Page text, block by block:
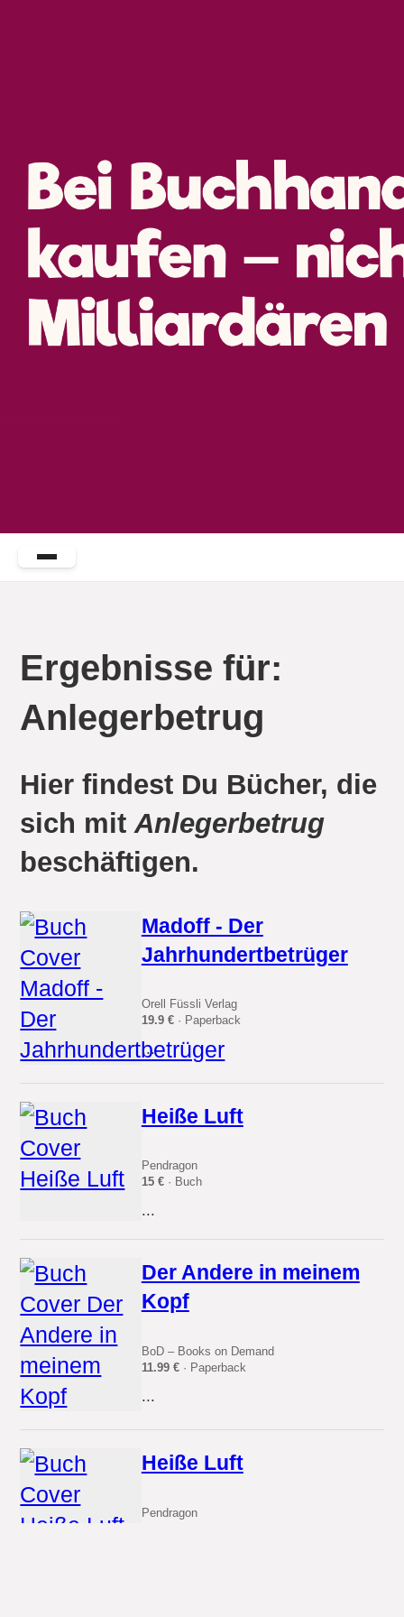
Ergebnisse für:
Anlegerbetrug
Hier findest Du Bücher, die
sich mitAnlegerbetrug
beschäftigen.
Madoff - Der
Jahrhundertbetrüger
Orell Füssli Verlag
19.9 €· Paperback
...
Heiße Luft
Pendragon
15 €· Buch
...
Der Andere in meinem
Kopf
BoD – Books on Demand
11.99 €· Paperback
...
Heiße Luft
Pendragon